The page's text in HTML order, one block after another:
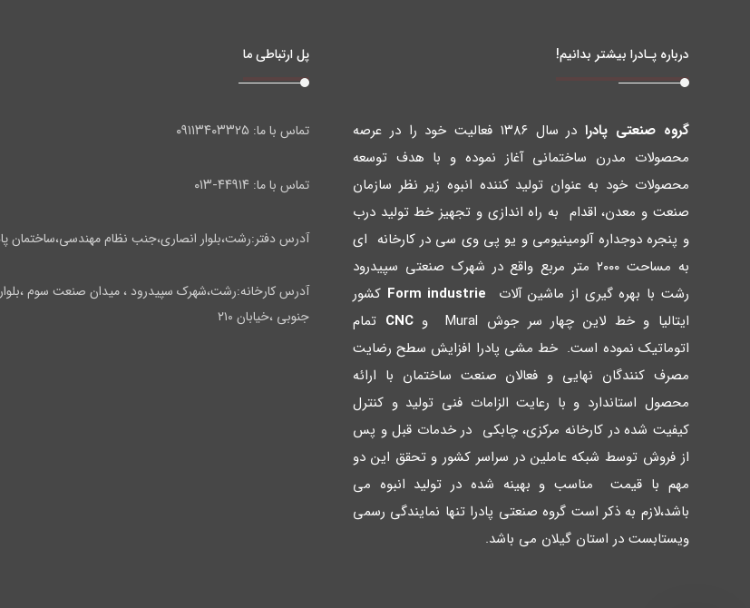
درباره پـادرا بیشتر بدانیم!
گروه صنعتی پادرا
در سال ۱۳۸۶ فعالیت خود را در عرصه
محصولات مدرن ساختمانی آغاز نموده و با هدف توسعه
محصولات خود به عنوان تولید کننده انبوه زیر نظر سازمان
صنعت و معدن، اقدام به راه اندازي و تجهیز خط تولید درب
و پنجره دوجداره آلومینیومی و یو پی وي سی در کارخانه اي
به مساحت ۲۰۰۰ متر مربع واقع در شهرك صنعتی سپیدرود
رشت با بهره گیري از ماشین آلات Form industrie کشور
ایتالیا و خط لاین چهار سر جوش Mural و
CNC تمام
اتوماتیک نموده است. خط مشی پادرا افزایش سطح رضایت
مصرف کنندگان نهایی و فعالان صنعت ساختمان با ارائه
محصول استاندارد و با رعایت الزامات فنی تولید و کنترل
کیفیت شده در کارخانه مرکزي، چابکی در خدمات قبل و پس
از فروش توسط شبکه عاملین در سراسر کشور و تحقق این دو
مهم با قیمت مناسب و بهینه شده در تولید انبوه می
باشد،لازم به ذکر است گروه صنعتی پادرا تنها نمایندگی رسمی
ویستابست در استان گیلان می باشد.
پل ارتباطی ما
تماس با ما:۰۹۱۱۳۴۰۳۳۲۵
تماس با ما: ۴۴۹۱۴-۰۱۳
آدرس دفتر:رشت،بلوار انصاری،جنب نظام مهندسی،ساختمان
آدرس کارخانه:رشت،شهرک سپیدرود ، میدان صنعت سوم ،بلوار
جنوبی ،خیابان ۲۱۰